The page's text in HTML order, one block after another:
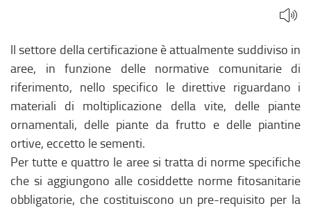
ll settore della certificazione è attualmente suddiviso in
aree, in funzione delle normative comunitarie di
riferimento, nello specifico le direttive riguardano i
materiali di moltiplicazione della vite, delle piante
ornamentali, delle piante da frutto e delle piantine
ortive, eccetto le sementi.
Per tutte e quattro le aree si tratta di norme specifiche
che si aggiungono alle cosiddette norme fitosanitarie
obbligatorie, che costituiscono un pre-requisito per la